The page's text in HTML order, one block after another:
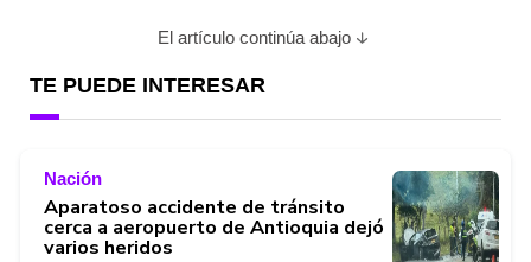
El artículo continúa abajo
TE PUEDE INTERESAR
Nación
Aparatoso accidente de tránsito
cerca a aeropuerto de Antioquia dejó
varios heridos